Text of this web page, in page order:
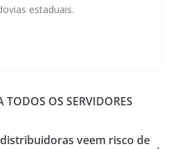
estaduais.
TODOS OS SERVIDORES
veem risco de